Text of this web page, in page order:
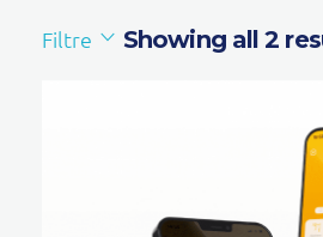
Filtre Showing all 2